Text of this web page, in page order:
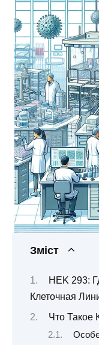
Зміст
HEK 293:
Клеточная
Что Такое